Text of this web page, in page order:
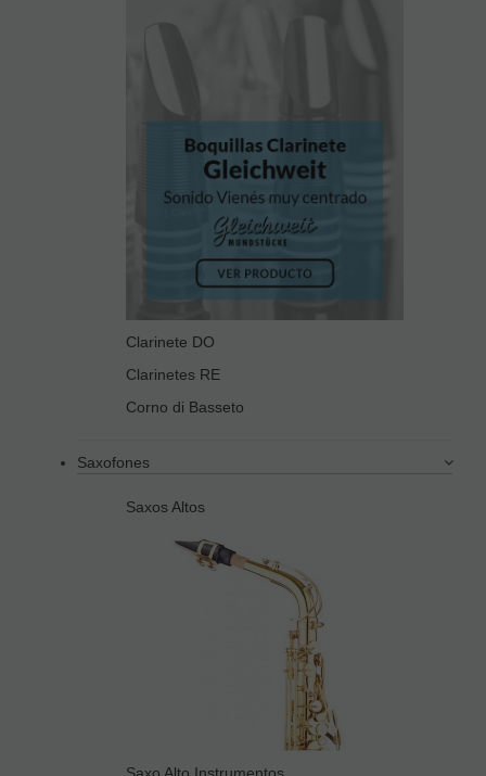
Clarinete DO
Clarinetes RE
Corno di Basseto
Saxofones
Saxos Altos
Saxo Alto Instrumentos